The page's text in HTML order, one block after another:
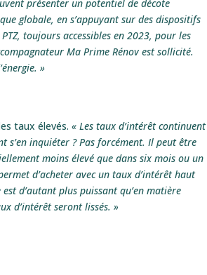
présenter un potentiel de décote
globale, en s’appuyant sur des dispositifs
toujours accessibles en 2023, pour les
Ma Prime Rénov est sollicité.
»
taux élevés.« Les taux d’intérêt continuent
inquiéter ? Pas forcément. Il peut être
moins élevé que dans six mois ou un
d’acheter avec un taux d’intérêt haut
d’autant plus puissant qu’en matière
d’intérêt seront lissés. »